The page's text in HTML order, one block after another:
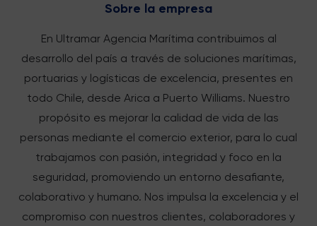
Sobre la empresa
En Ultramar Agencia Marítima contribuimos al
desarrollo del país a través de soluciones marítimas,
portuarias y logísticas de excelencia, presentes en
todo Chile, desde Arica a Puerto Williams. Nuestro
propósito es mejorar la calidad de vida de las
personas mediante el comercio exterior, para lo cual
trabajamos con pasión, integridad y foco en la
seguridad, promoviendo un entorno desafiante,
colaborativo y humano. Nos impulsa la excelencia y el
compromiso con nuestros clientes, colaboradores y